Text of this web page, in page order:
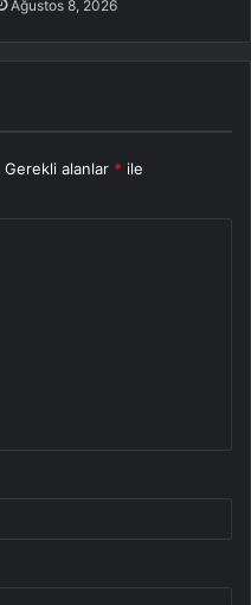
Ağustos 8, 2026
Gerekli alanlar * ile